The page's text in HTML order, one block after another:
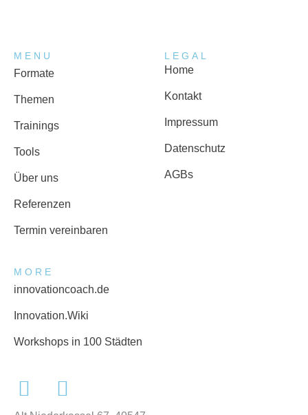
MENU
Formate
Themen
Trainings
Tools
Über uns
Referenzen
Termin vereinbaren
LEGAL
Home
Kontakt
Impressum
Datenschutz
AGBs
MORE
innovationcoach.de
Innovation.Wiki
Workshops in 100 Städten